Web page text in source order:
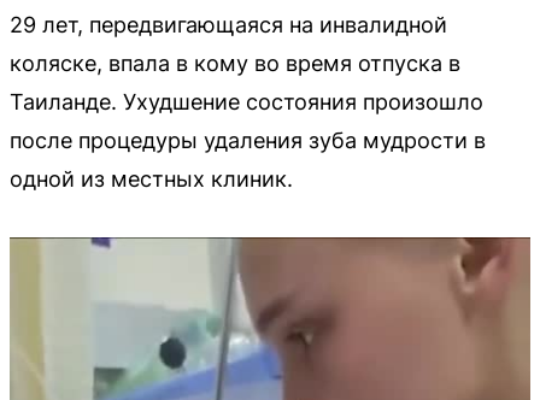
29 лет, передвигающаяся на инвалидной
коляске, впала в кому во время отпуска в
Таиланде. Ухудшение состояния произошло
после процедуры удаления зуба мудрости в
одной из местных клиник.